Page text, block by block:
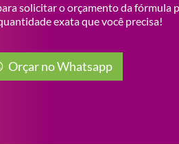
solicitar o orçamento da fórmula
exata que você precisa!
Orçar no Whatsapp